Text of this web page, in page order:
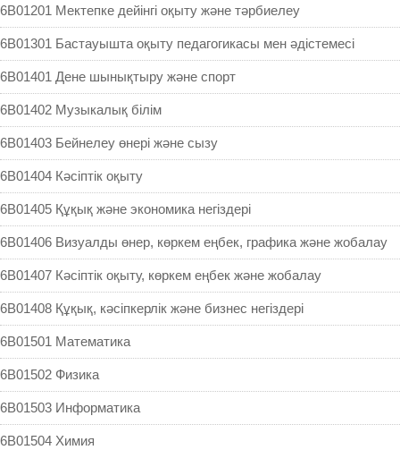
6B01201 Мектепке дейінгі оқыту жəне тəрбиелеу
6B01301 Бастауышта оқыту педагогикасы мен əдістемесі
6B01401 Дене шынықтыру жəне спорт
6B01402 Музыкалық білім
6B01403 Бейнелеу өнері жəне сызу
6B01404 Кəсіптік оқыту
6B01405 Құқық және экономика негіздері
6B01406 Визуалды өнер, көркем еңбек, графика және жобалау
6B01407 Кəсіптік оқыту, көркем еңбек және жобалау
6B01408 Құқық, кәсіпкерлік және бизнес негіздері
6B01501 Математика
6B01502 Физика
6B01503 Информатика
6B01504 Химия